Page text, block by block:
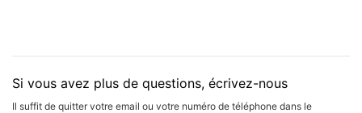
Si vous avez plus de questions, écrivez-nous
Il suffit de quitter votre email ou votre numéro de téléphone dans le